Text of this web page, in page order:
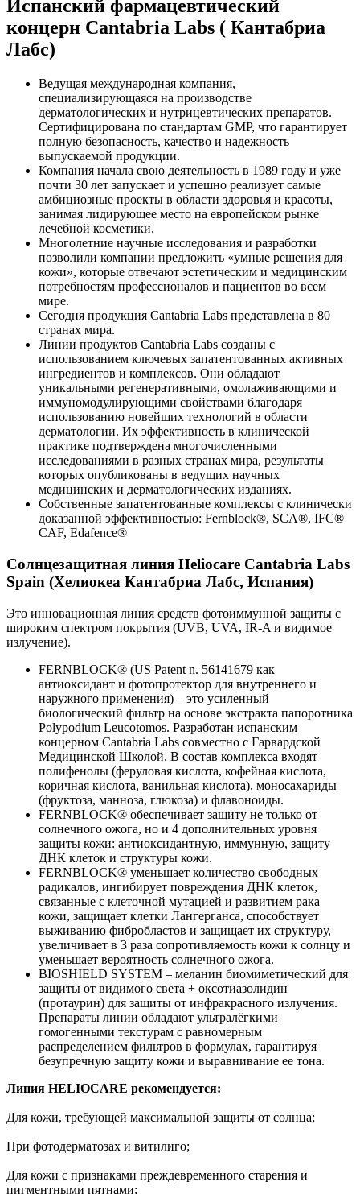
Испанский фармацевтический
концерн Cantabria Labs ( Кантабриа
Лабс)
Ведущая международная компания,
специализирующаяся на производстве
дерматологических и нутрицевтических препаратов.
Сертифицирована по стандартам GMP, что гарантирует
полную безопасность, качество и надежность
выпускаемой продукции.
Компания начала свою деятельность в 1989 году и уже
почти 30 лет запускает и успешно реализует самые
амбициозные проекты в области здоровья и красоты,
занимая лидирующее место на европейском рынке
лечебной косметики.
Многолетние научные исследования и разработки
позволили компании предложить «умные решения для
кожи», которые отвечают эстетическим и медицинским
потребностям профессионалов и пациентов во всем
мире.
Сегодня продукция Cantabria Labs представлена в 80
странах мира.
Линии продуктов Cantabria Labs созданы с
использованием ключевых запатентованных активных
ингредиентов и комплексов. Они обладают
уникальными регенеративными, омолаживающими и
иммуномодулирующими свойствами благодаря
использованию новейших технологий в области
дерматологии. Их эффективность в клинической
практике подтверждена многочисленными
исследованиями в разных странах мира, результаты
которых опубликованы в ведущих научных
медицинских и дерматологических изданиях.
Собственные запатентованные комплексы с клинически
доказанной эффективностью: Fernblock®, SCA®, IFC®
CAF, Edafence®
Солнцезащитная линия Heliocare Cantabria Labs
Spain (Хелиокеа Кантабриа Лабс, Испания)
Это инновационная линия средств фотоиммунной защиты с
широким спектром покрытия (UVB, UVA, IR-A и видимое
излучение).
FERNBLOCK® (US Patent n. 56141679 как
антиоксидант и фотопротектор для внутреннего и
наружного применения) – это усиленный
биологический фильтр на основе экстракта папоротника
Polypodium Leucotomos. Разработан испанским
концерном Cantabria Labs совместно с Гарвардской
Медицинской Школой. В состав комплекса входят
полифенолы (феруловая кислота, кофейная кислота,
коричная кислота, ванильная кислота), моносахариды
(фруктоза, манноза, глюкоза) и флавоноиды.
FERNBLOCK® обеспечивает защиту не только от
солнечного ожога, но и 4 дополнительных уровня
защиты кожи: антиоксидантную, иммунную, защиту
ДНК клеток и структуры кожи.
FERNBLOCK® уменьшает количество свободных
радикалов, ингибирует повреждения ДНК клеток,
связанные с клеточной мутацией и развитием рака
кожи, защищает клетки Лангерганса, способствует
выживанию фибробластов и защищает их структуру,
увеличивает в 3 раза сопротивляемость кожи к солнцу и
уменьшает вероятность солнечного ожога.
BIOSHIELD SYSTEM – меланин биомиметический для
защиты от видимого света + оксотиазолидин
(протаурин) для защиты от инфракрасного излучения.
Препараты линии обладают ультралёгкими
гомогенными текстурам с равномерным
распределением фильтров в формулах, гарантируя
безупречную защиту кожи и выравнивание ее тона.
Линия HELIOCARE рекомендуется:
Для кожи, требующей максимальной защиты от солнца;
При фотодерматозах и витилиго;
Для кожи с признаками преждевременного старения и
пигментными пятнами;